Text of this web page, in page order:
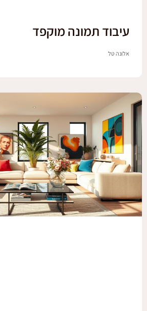
עיבוד תמונה מוקפד
אלונה טל